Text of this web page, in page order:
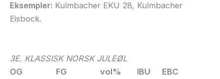
Eksempler: Kulmbacher EKU 28, Kulmbacher
Eisbock.
3E. KLASSISK NORSK JULEØL
OG FG vol% IBU EBC